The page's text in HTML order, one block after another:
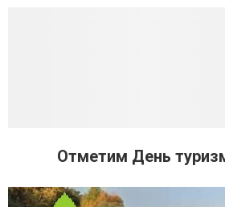
Отметим День